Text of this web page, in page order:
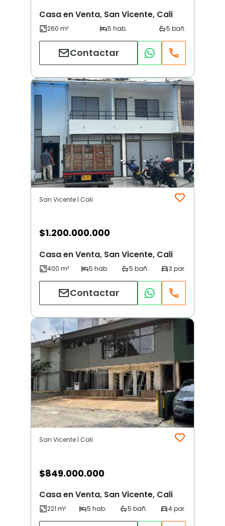
Casa en Venta, San Vicente, Cali
Contactar
San Vicente | Cali
$1.200.000.000
Casa en Venta, San Vicente, Cali
Contactar
San Vicente | Cali
$849.000.000
Casa en Venta, San Vicente, Cali